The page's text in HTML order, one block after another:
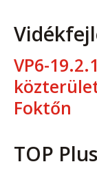
VP6-
Foktőn
TOP